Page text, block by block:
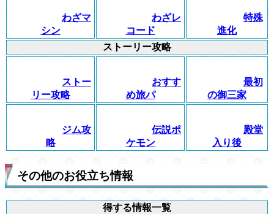
わざマ
シン
わざレ
コード
特殊
進化
ストーリー攻略
ストー
リー攻略
おすす
め旅パ
最初
の御三家
ジム攻
略
伝説ポ
ケモン
殿堂
入り後
その他のお役立ち情報
得する情報一覧